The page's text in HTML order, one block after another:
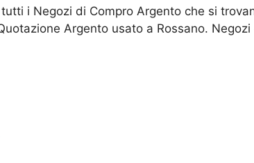
tutti i Negozi di Compro Argento che si
Argento usato a Rossano. Negozi